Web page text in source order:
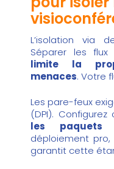
L’isolation via
Séparer les
limite la
menaces. Votre
Les pare-feux
(DPI).
les paquets
déploiement
garantit cette